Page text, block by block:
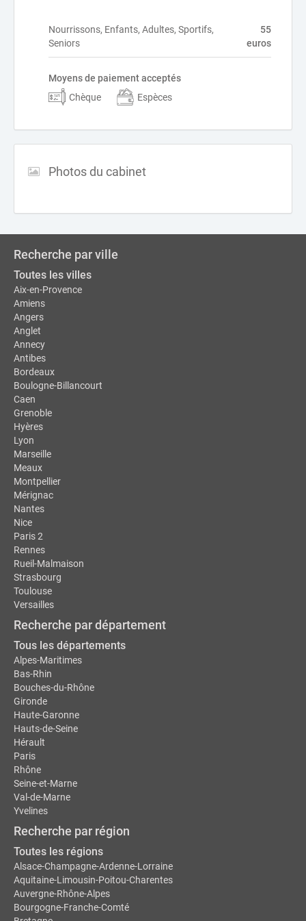
Nourrissons, Enfants, Adultes, Sportifs,
Seniors
55
euros
Moyens de paiement acceptés
Chèque
Espèces
Photos du cabinet
Recherche par ville
Toutes les villes
Aix-en-Provence
Amiens
Angers
Anglet
Annecy
Antibes
Bordeaux
Boulogne-Billancourt
Caen
Grenoble
Hyères
Lyon
Marseille
Meaux
Montpellier
Mérignac
Nantes
Nice
Paris 2
Rennes
Rueil-Malmaison
Strasbourg
Toulouse
Versailles
Recherche par département
Tous les départements
Alpes-Maritimes
Bas-Rhin
Bouches-du-Rhône
Gironde
Haute-Garonne
Hauts-de-Seine
Hérault
Paris
Rhône
Seine-et-Marne
Val-de-Marne
Yvelines
Recherche par région
Toutes les régions
Alsace-Champagne-Ardenne-Lorraine
Aquitaine-Limousin-Poitou-Charentes
Auvergne-Rhône-Alpes
Bourgogne-Franche-Comté